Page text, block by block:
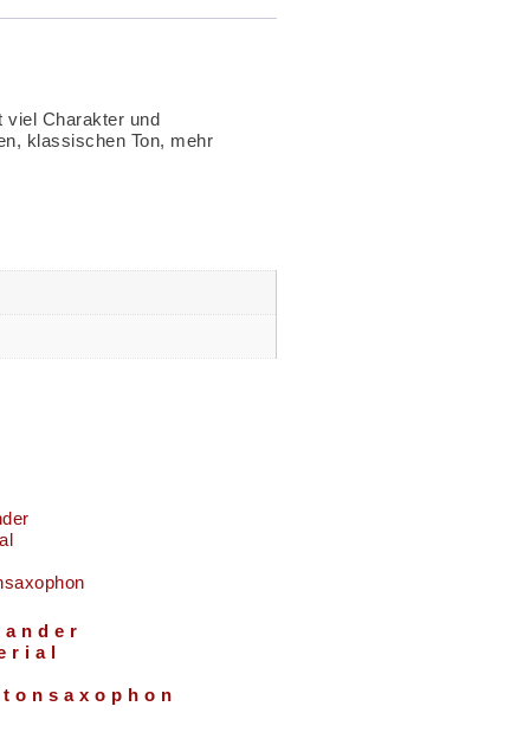
viel Charakter und
klassischen Ton, mehr